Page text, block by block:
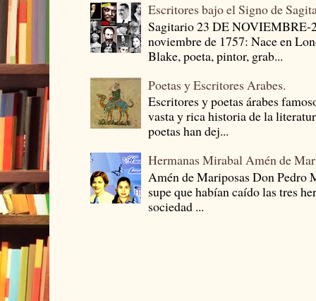
Escritores bajo el Signo de
Sagitario 23 DE
noviembre de 1757: Nace en
Blake, poeta, pintor, grab...
Poetas y Escritores Arabes.
Escritores y poetas árabes
vasta y rica historia de la
poetas han dej...
Hermanas Mirabal Amén de
Amén de Mariposas Don
supe que habían caído las tres
sociedad ...